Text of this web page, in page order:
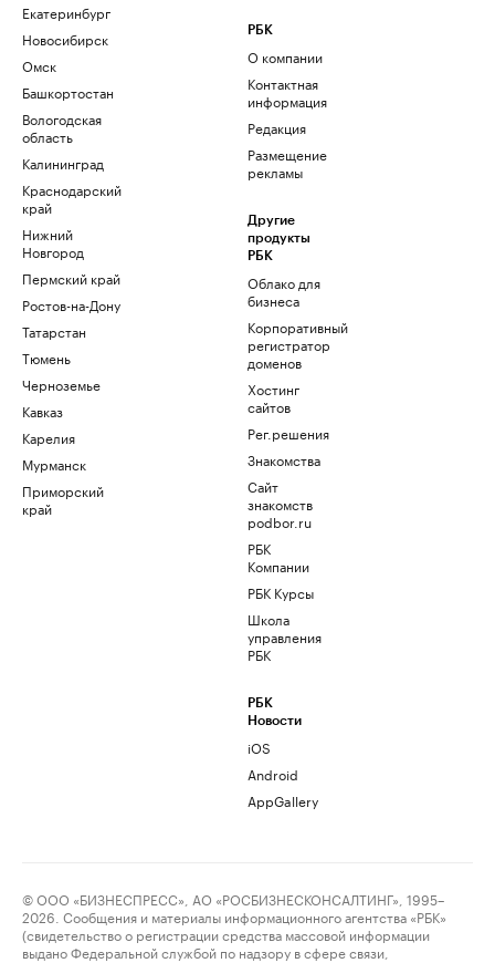
Екатеринбург
Новосибирск
Омск
Башкортостан
Вологодская
область
Калининград
Краснодарский
край
Нижний
Новгород
Пермский край
Ростов-на-Дону
Татарстан
Тюмень
Черноземье
Кавказ
Карелия
Мурманск
Приморский
край
РБК
О компании
Контактная
информация
Редакция
Размещение
рекламы
Другие
продукты
РБК
Облако для
бизнеса
Корпоративный
регистратор
доменов
Хостинг
сайтов
Рег.решения
Знакомства
Сайт
знакомств
podbor.ru
РБК
Компании
РБК Курсы
Школа
управления
РБК
РБК
Новости
iOS
Android
AppGallery
© ООО «БИЗНЕСПРЕСС», АО «РОСБИЗНЕСКОНСАЛТИНГ», 1995–
2026. Сообщения и материалы информационного агентства «РБК»
(свидетельство о регистрации средства массовой информации
выдано Федеральной службой по надзору в сфере связи,